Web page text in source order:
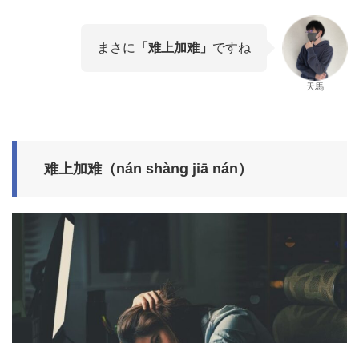
まさに 「难上加难」 ですね
天馬
难上加难（nán shàng jiā nán）